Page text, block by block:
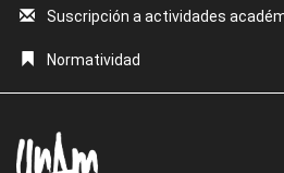
Suscripción a actividades
Normatividad